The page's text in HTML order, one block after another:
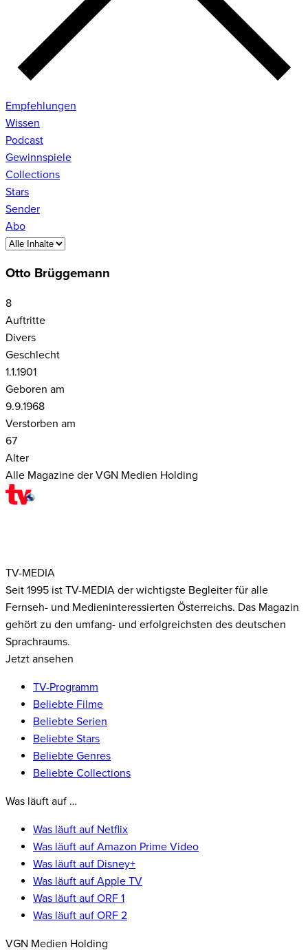
Empfehlungen
Wissen
Podcast
Gewinnspiele
Collections
Stars
Sender
Abo
Otto Brüggemann
8
Auftritte
Divers
Geschlecht
1.1.1901
Geboren am
9.9.1968
Verstorben am
67
Alter
Alle Magazine der VGN Medien Holding
TV-MEDIA
Seit 1995 ist TV-MEDIA der wichtigste Begleiter für alle
Fernseh- und Medieninteressierten Österreichs. Das Magazin
gehört zu den umfang- und erfolgreichsten des deutschen
Sprachraums.
Jetzt ansehen
TV-Programm
Beliebte Filme
Beliebte Serien
Beliebte Stars
Beliebte Genres
Beliebte Collections
Was läuft auf …
Was läuft auf Netflix
Was läuft auf Amazon Prime Video
Was läuft auf Disney+
Was läuft auf Apple TV
Was läuft auf ORF 1
Was läuft auf ORF 2
VGN Medien Holding